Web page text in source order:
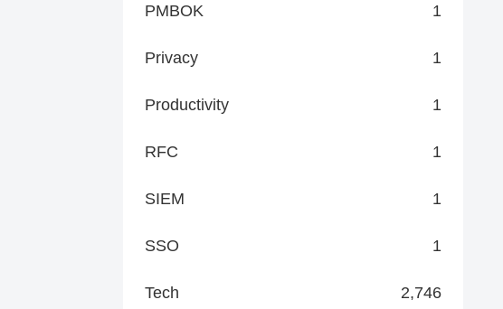
PMBOK 1
Privacy 1
Productivity 1
RFC 1
SIEM 1
SSO 1
Tech 2,746